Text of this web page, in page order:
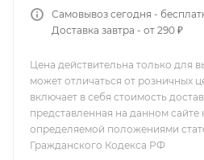
Самовывоз сегодня -
Доставка завтра - от 290 ₽
Цена действительна только для
может отличаться от розничных
включает в себя стоимость
представленная на данном сайте
определяемой положениями
Гражданского Кодекса РФ